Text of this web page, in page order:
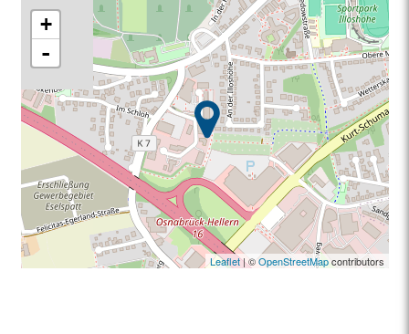
+
-
Leaflet| ©OpenStreetMapcontributors